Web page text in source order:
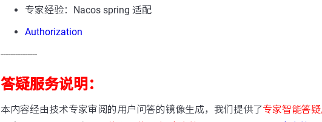
专家经验：Nacos spring 适配
Authorization
---------------
答疑服务说明：
本内容经由技术专家审阅的用户问答的镜像生成，我们提供了专家智能答